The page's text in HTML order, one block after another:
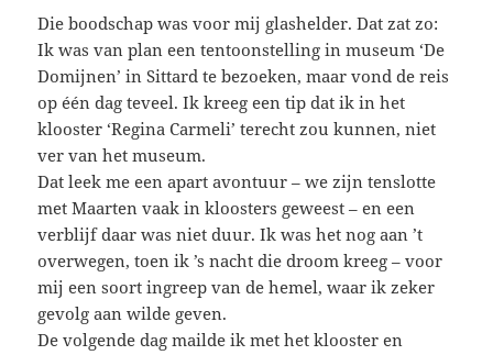
Die boodschap was voor mij glashelder. Dat zat zo:
Ik was van plan een tentoonstelling in museum ‘De
Domijnen’ in Sittard te bezoeken, maar vond de reis
op één dag teveel. Ik kreeg een tip dat ik in het
klooster ‘Regina Carmeli’ terecht zou kunnen, niet
ver van het museum.
Dat leek me een apart avontuur – we zijn tenslotte
met Maarten vaak in kloosters geweest – en een
verblijf daar was niet duur. Ik was het nog aan ’t
overwegen, toen ik ’s nacht die droom kreeg – voor
mij een soort ingreep van de hemel, waar ik zeker
gevolg aan wilde geven.
De volgende dag mailde ik met het klooster en